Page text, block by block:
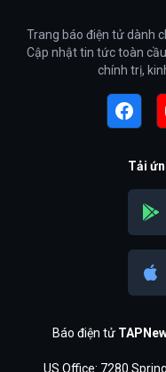
Trang báo điện tử dành
Cập nhật tin tức toàn
chính trị,
Tải
Báo điện tử
US Office: 7280